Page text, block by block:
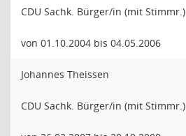
CDU Sachk. Bürger/in (mit Stimmr.)
von 01.10.2004 bis 04.05.2006
Johannes Theissen
CDU Sachk. Bürger/in (mit Stimmr.)